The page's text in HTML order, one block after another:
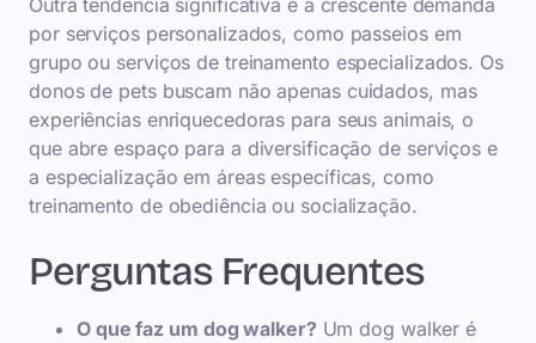
Outra tendência significativa é a crescente demanda
por serviços personalizados, como passeios em
grupo ou serviços de treinamento especializados. Os
donos de pets buscam não apenas cuidados, mas
experiências enriquecedoras para seus animais, o
que abre espaço para a diversificação de serviços e
a especialização em áreas específicas, como
treinamento de obediência ou socialização.
Perguntas Frequentes
O que faz um dog walker? Um dog walker é